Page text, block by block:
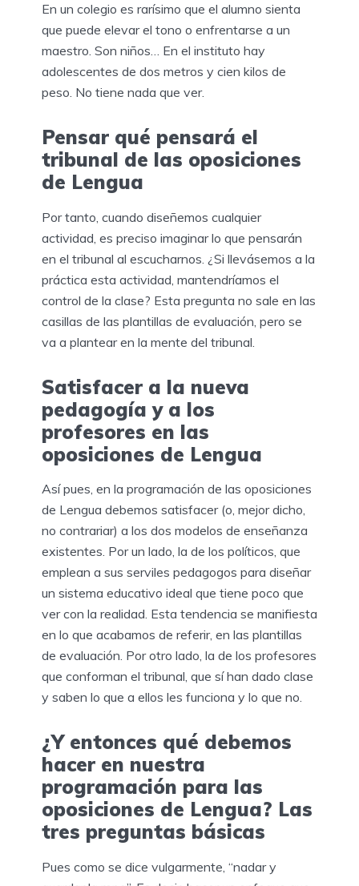
En un colegio es rarísimo que el alumno sienta
que puede elevar el tono o enfrentarse a un
maestro. Son niños… En el instituto hay
adolescentes de dos metros y cien kilos de
peso. No tiene nada que ver.
Pensar qué pensará el
tribunal de las oposiciones
de Lengua
Por tanto, cuando diseñemos cualquier
actividad, es preciso imaginar lo que pensarán
en el tribunal al escucharnos. ¿Si llevásemos a la
práctica esta actividad, mantendríamos el
control de la clase? Esta pregunta no sale en las
casillas de las plantillas de evaluación, pero se
va a plantear en la mente del tribunal.
Satisfacer a la nueva
pedagogía y a los
profesores en las
oposiciones de Lengua
Así pues, en la programación de las oposiciones
de Lengua debemos satisfacer (o, mejor dicho,
no contrariar) a los dos modelos de enseñanza
existentes. Por un lado, la de los políticos, que
emplean a sus serviles pedagogos para diseñar
un sistema educativo ideal que tiene poco que
ver con la realidad. Esta tendencia se manifiesta
en lo que acabamos de referir, en las plantillas
de evaluación. Por otro lado, la de los profesores
que conforman el tribunal, que sí han dado clase
y saben lo que a ellos les funciona y lo que no.
¿Y entonces qué debemos
hacer en nuestra
programación para las
oposiciones de Lengua? Las
tres preguntas básicas
Pues como se dice vulgarmente, “nadar y